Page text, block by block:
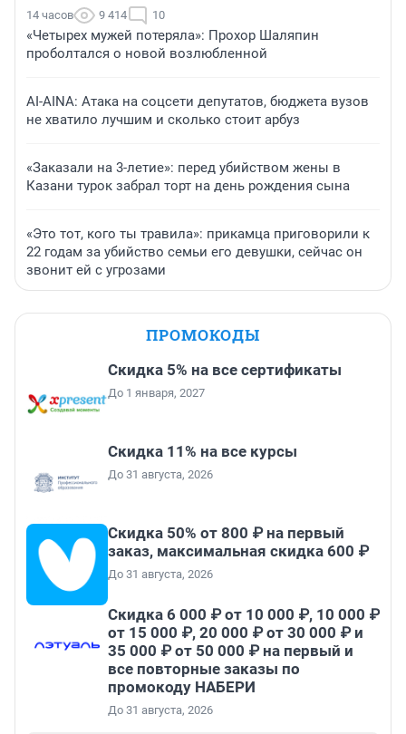
14 часов 9 414 10
«Четырех мужей потеряла»: Прохор Шаляпин
проболтался о новой возлюбленной
AI-AINA: Атака на соцсети депутатов, бюджета вузов
не хватило лучшим и сколько стоит арбуз
«Заказали на 3-летие»: перед убийством жены в
Казани турок забрал торт на день рождения сына
«Это тот, кого ты травила»: прикамца приговорили к
22 годам за убийство семьи его девушки, сейчас он
звонит ей с угрозами
ПРОМОКОДЫ
Скидка 5% на все сертификаты
До 1 января, 2027
Скидка 11% на все курсы
До 31 августа, 2026
Скидка 50% от 800 ₽ на первый
заказ, максимальная скидка 600 ₽
До 31 августа, 2026
Скидка 6 000 ₽ от 10 000 ₽, 10 000 ₽
от 15 000 ₽, 20 000 ₽ от 30 000 ₽ и
35 000 ₽ от 50 000 ₽ на первый и
все повторные заказы по
промокоду НАБЕРИ
До 31 августа, 2026